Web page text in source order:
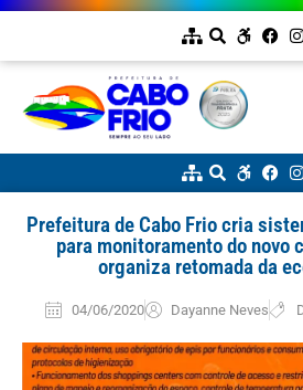
Prefeitura de Cabo Frio cria
para monitoramento do novo
organiza retomada da
04/06/2020 Dayanne Neves